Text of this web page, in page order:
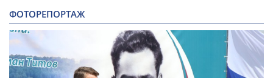
ФОТОРЕПОРТАЖ